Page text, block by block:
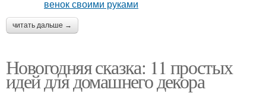
читать дальше →
Новогодняя сказка: 11 простых
идей для домашнего декора